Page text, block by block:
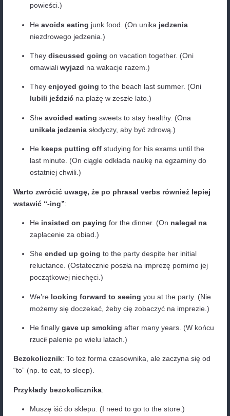
Czytanie książek to moje hobby. (Reading
hobby.)
Pływanie to dobre ćwiczenie. (Swimming is
exercise.)
Gotowanie obiadu zajmuje mi dużo czasu.
dinner takes me a lot of time.)
Dużą rolę odgrywają słowa po których może
gerund:
Sheenjoys
powieści.)
niezdrowego jedzenia.)
Theydiscussed goingon vacation together.
omawialiwyjazdna wakacje razem.)
They enjoyed going
to the beach last
lubili jeździćna plażę w zeszłe lato.)
Sheavoided eatingsweets to stay healthy.
unikała
jedzenia słodyczy, aby być zdrową.)
Hekeeps putting off